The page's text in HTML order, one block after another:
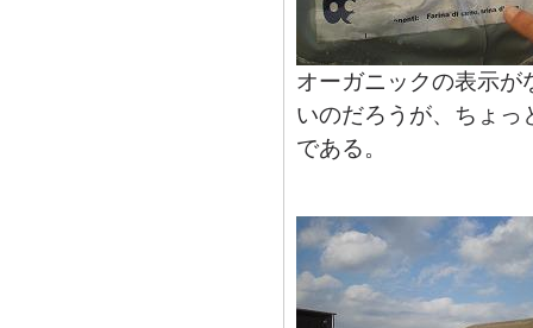
オーガニックの表示が
いのだろうが、ちょっ
である。